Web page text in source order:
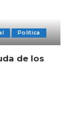
Politica
de los